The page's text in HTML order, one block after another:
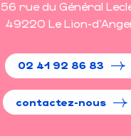
56 rue du Général
49220 Le Lion-
02 41 92 86 83
contactez-nous